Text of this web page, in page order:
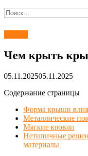
Найти:
Чем крыть
05.11.202505.11.2025
Содержание страницы
Форма крыши
Металлические
Мягкие кровли
Нетипичные
материалы